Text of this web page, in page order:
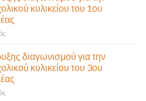
Αυγούστου-
Ένα
αναγκαίο
σημαντικό
έργο
υποδομής
ολοκληρώθηκε
έκτακτη
συνεδρίαση
της
Δημοτικής
που
θα
γίνει
δια
ζώσης
κυλικείου του 1ου
στο
προκήρυξης
διαγωνισμού
για
την
εκμίσθωση
διαγωνισμού για την
κυλικείου του 3ου
στο